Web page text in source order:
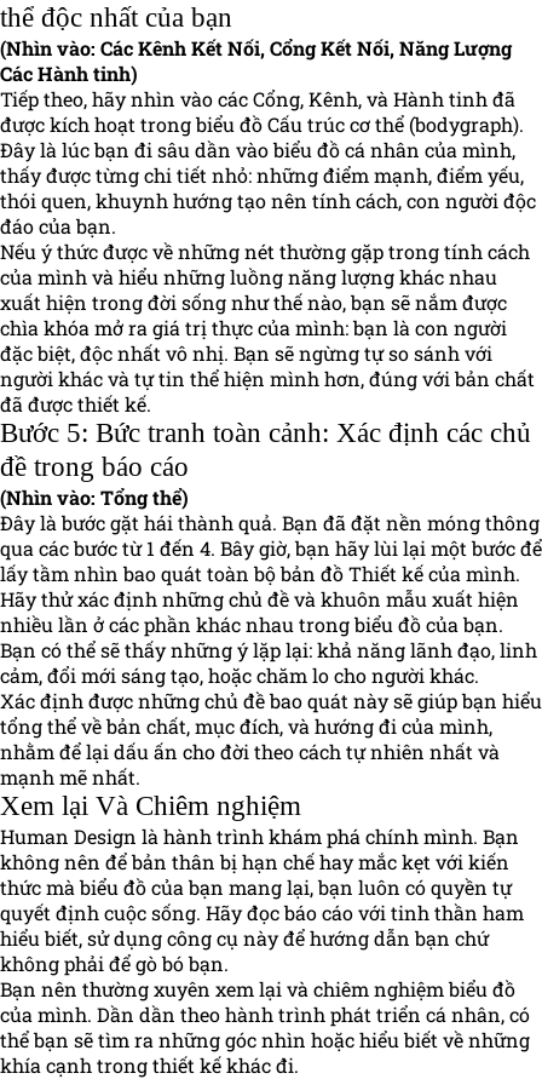
thể độc nhất của bạn
(Nhìn vào: Các Kênh Kết Nối, Cổng Kết Nối, Năng Lượng
Các Hành tinh)
Tiếp theo, hãy nhìn vào các Cổng, Kênh, và Hành tinh đã
được kích hoạt trong biểu đồ Cấu trúc cơ thể (bodygraph).
Đây là lúc bạn đi sâu dần vào biểu đồ cá nhân của mình,
thấy được từng chi tiết nhỏ: những điểm mạnh, điểm yếu,
thói quen, khuynh hướng tạo nên tính cách, con người độc
đáo của bạn.
Nếu ý thức được về những nét thường gặp trong tính cách
của mình và hiểu những luồng năng lượng khác nhau
xuất hiện trong đời sống như thế nào, bạn sẽ nắm được
chìa khóa mở ra giá trị thực của mình: bạn là con người
đặc biệt, độc nhất vô nhị. Bạn sẽ ngừng tự so sánh với
người khác và tự tin thể hiện mình hơn, đúng với bản chất
đã được thiết kế.
Bước 5: Bức tranh toàn cảnh: Xác định các chủ
đề trong báo cáo
(Nhìn vào: Tổng thể)
Đây là bước gặt hái thành quả. Bạn đã đặt nền móng thông
qua các bước từ 1 đến 4. Bây giờ, bạn hãy lùi lại một bước để
lấy tầm nhìn bao quát toàn bộ bản đồ Thiết kế của mình.
Hãy thử xác định những chủ đề và khuôn mẫu xuất hiện
nhiều lần ở các phần khác nhau trong biểu đồ của bạn.
Bạn có thể sẽ thấy những ý lặp lại: khả năng lãnh đạo, linh
cảm, đổi mới sáng tạo, hoặc chăm lo cho người khác.
Xác định được những chủ đề bao quát này sẽ giúp bạn hiểu
tổng thể về bản chất, mục đích, và hướng đi của mình,
nhằm để lại dấu ấn cho đời theo cách tự nhiên nhất và
mạnh mẽ nhất.
Xem lại Và Chiêm nghiệm
Human Design là hành trình khám phá chính mình. Bạn
không nên để bản thân bị hạn chế hay mắc kẹt với kiến
thức mà biểu đồ của bạn mang lại, bạn luôn có quyền tự
quyết định cuộc sống. Hãy đọc báo cáo với tinh thần ham
hiểu biết, sử dụng công cụ này để hướng dẫn bạn chứ
không phải để gò bó bạn.
Bạn nên thường xuyên xem lại và chiêm nghiệm biểu đồ
của mình. Dần dần theo hành trình phát triển cá nhân, có
thể bạn sẽ tìm ra những góc nhìn hoặc hiểu biết về những
khía cạnh trong thiết kế khác đi.